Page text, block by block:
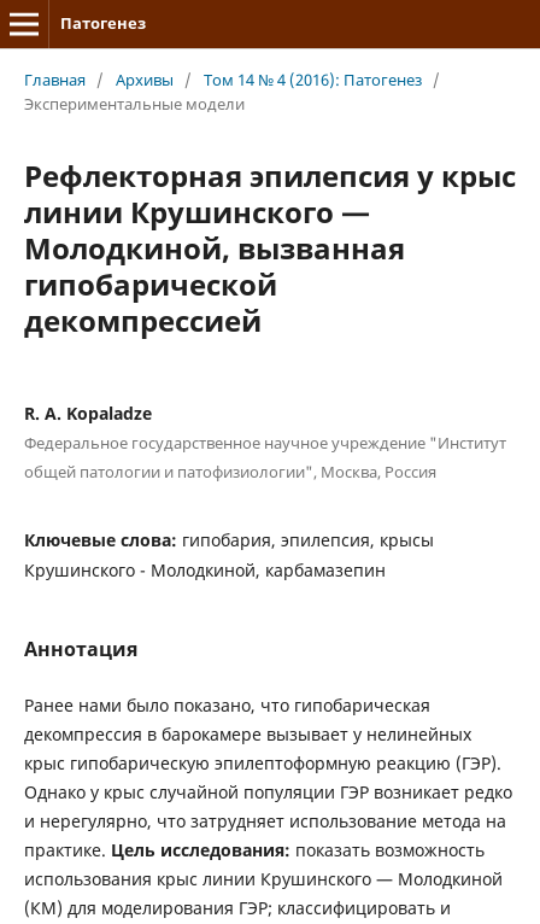
Патогенез
Главная / Архивы / Том 14 № 4 (2016): Патогенез /
Экспериментальные модели
Рефлекторная эпилепсия у крыс
линии Крушинского —
Молодкиной, вызванная
гипобарической
декомпрессией
R. A. Kopaladze
Федеральное государственное научное учреждение "Институт
общей патологии и патофизиологии", Москва, Россия
Ключевые слова: гипобария, эпилепсия, крысы
Крушинского - Молодкиной, карбамазепин
Аннотация
Ранее нами было показано, что гипобарическая
декомпрессия в барокамере вызывает у нелинейных
крыс гипобарическую эпилептоформную реакцию (ГЭР).
Однако у крыс случайной популяции ГЭР возникает редко
и нерегулярно, что затрудняет использование метода на
практике. Цель исследования: показать возможность
использования крыс линии Крушинского — Молодкиной
(КМ) для моделирования ГЭР; классифицировать и